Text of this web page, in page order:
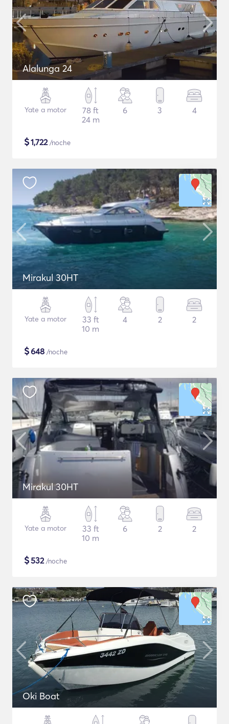
Alalunga 24
Yate a motor
78 ft
24 m
6 3 4
$1,722/noche
Mirakul 30HT
Yate a motor
33 ft
10 m
4 2 2
$648 /noche
Mirakul 30HT
Yate a motor
33 ft
10 m
6 2 2
$532/noche
Oki Boat